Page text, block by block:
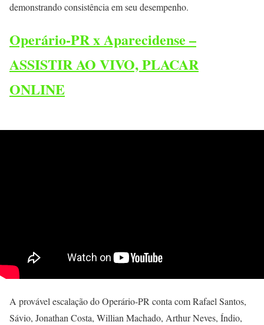
demonstrando consistência em seu desempenho.
Operário-PR x Aparecidense –
ASSISTIR AO VIVO, PLACAR
ONLINE
A provável escalação do Operário-PR conta com Rafael Santos,
Sávio, Jonathan Costa, Willian Machado, Arthur Neves, Índio,